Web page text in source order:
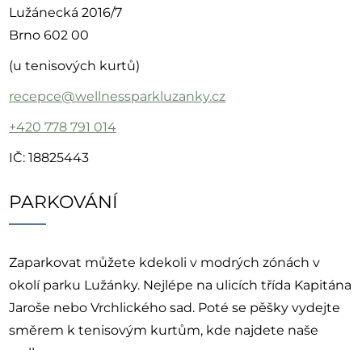
Lužánecká 2016/7
Brno 602 00
(u tenisových kurtů)
recepce@wellnessparkluzanky.cz
+420 778 791 014
IČ: 18825443
PARKOVÁNÍ
Zaparkovat můžete kdekoli v modrých zónách v
okolí parku Lužánky. Nejlépe na ulicích třída Kapitána
Jaroše nebo Vrchlického sad. Poté se pěšky vydejte
směrem k tenisovým kurtům, kde najdete naše